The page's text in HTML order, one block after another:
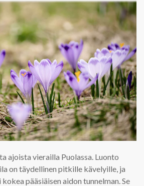
ajoista vierailla Puolassa. Luonto
on täydellinen pitkille kävelyille, ja
pääsiäisen aidon tunnelman. Se